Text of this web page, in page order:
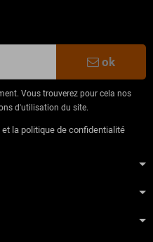
ok
Vous trouverez pour cela nos
d'utilisation du site.
la politique de confidentialité